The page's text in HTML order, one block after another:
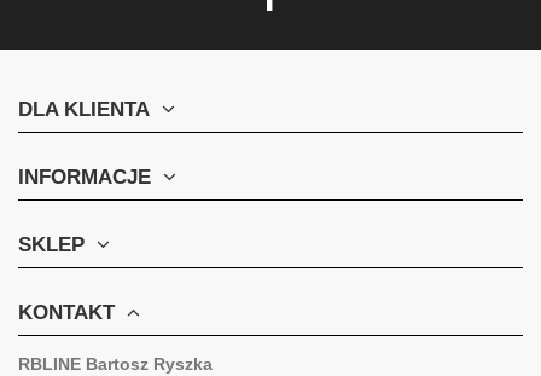
DLA KLIENTA
INFORMACJE
SKLEP
KONTAKT
RBLINE Bartosz Ryszka